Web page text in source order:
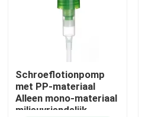
Schroeflotionpomp
met PP-materiaal
Alleen mono-materiaal
milieuvriendelijk